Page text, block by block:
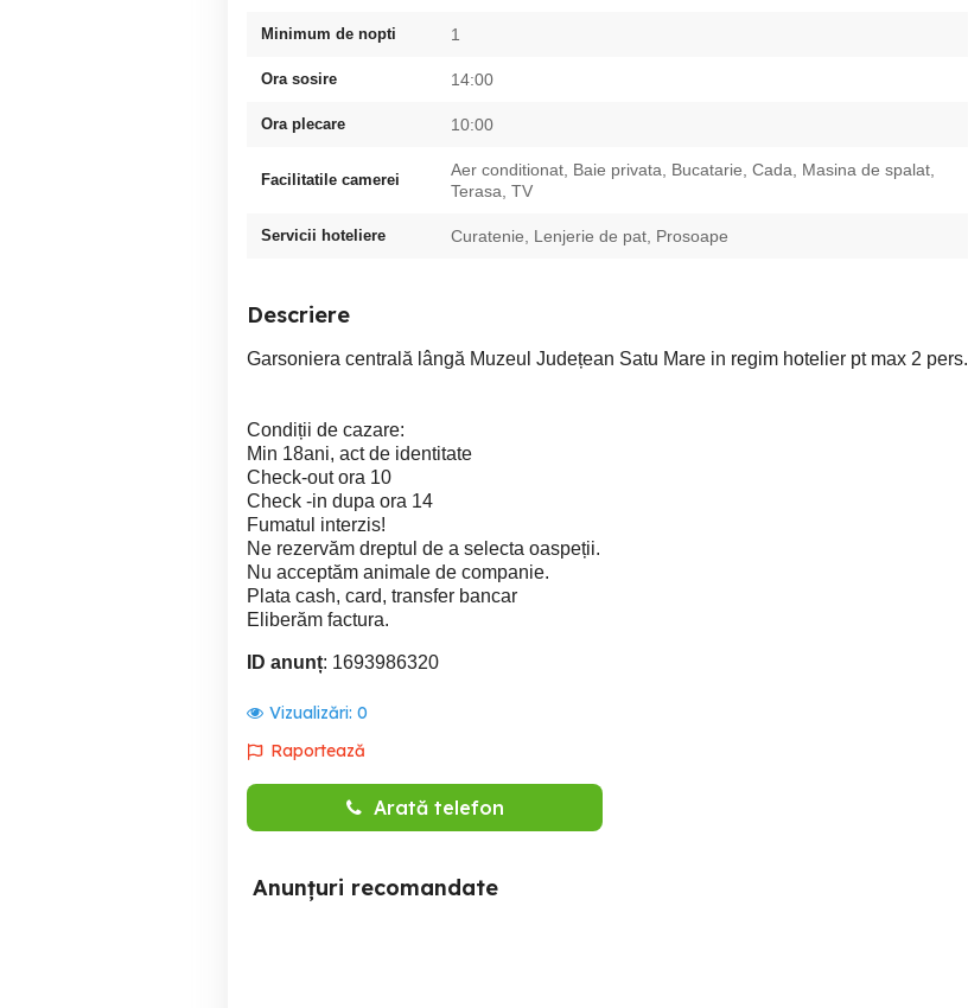
Minimum de nopti 1
Ora sosire 14:00
Ora plecare 10:00
Facilitatile camerei
Aer conditionat, Baie privata, Bucatarie, Cada, Masina de spalat,
Terasa, TV
Servicii hoteliere Curatenie, Lenjerie de pat, Prosoape
Descriere
Garsoniera centrală lângă Muzeul Județean Satu Mare in regim hotelier pt max 2 pers.
Condiții de cazare:
Min 18ani, act de identitate
Check-out ora 10
Check -in dupa ora 14
Fumatul interzis!
Ne rezervăm dreptul de a selecta oaspeții.
Nu acceptăm animale de companie.
Plata cash, card, transfer bancar
Eliberăm factura.
ID anunț: 1693986320
Vizualizări: 0
Raportează
Arată telefon
Anunțuri recomandate